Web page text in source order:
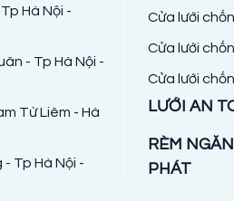
Hà Nội -
- Tp Hà Nội -
Từ Liêm - Hà
Tp Hà Nội -
Cửa lưới
Cửa lưới
Cửa lưới
LƯỚI AN
RÈM
PHÁT